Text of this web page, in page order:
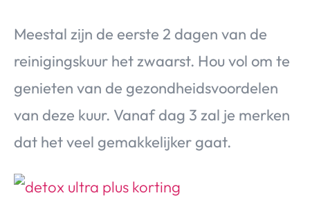
Meestal zijn de eerste 2 dagen van de
reinigingskuur het zwaarst. Hou vol om te
genieten van de gezondheidsvoordelen
van deze kuur. Vanaf dag 3 zal je merken
dat het veel gemakkelijker gaat.